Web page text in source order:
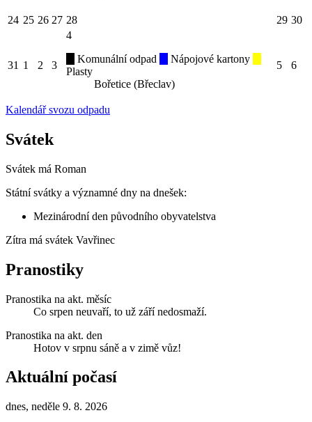
24 25 26 27 28 29 30
31 1 2 3
4
Komunální odpad
Nápojové kartony
Plasty
Bořetice (Břeclav)
5 6
Kalendář svozu odpadu
Svátek
Svátek má Roman
Státní svátky a významné dny na dnešek:
Mezinárodní den původního obyvatelstva
Zítra má svátek Vavřinec
Pranostiky
Pranostika na akt. měsíc
Co srpen neuvaří, to už září nedosmaží.
Pranostika na akt. den
Hotov v srpnu sáně a v zimě vůz!
Aktuální počasí
dnes, neděle 9. 8. 2026